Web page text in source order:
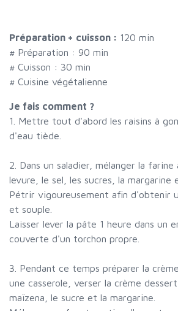
Préparation + cuisson : 120 min
# Préparation : 90 min
# Cuisson : 30 min
# Cuisine végétalienne
Je fais comment ?
1. Mettre tout d'abord les raisins à
d'eau tiède.
2. Dans un saladier, mélanger la farine
levure, le sel, les sucres, la margarine
Pétrir vigoureusement afin d'obtenir
et souple.
Laisser lever la pâte 1 heure dans un
couverte d'un torchon propre.
3. Pendant ce temps préparer la
une casserole, verser la crème
maïzena, le sucre et la margarine.